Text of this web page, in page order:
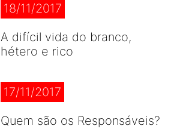
18/11/2017
A difícil vida do branco,
hétero e rico
17/11/2017
Quem são os Responsáveis?